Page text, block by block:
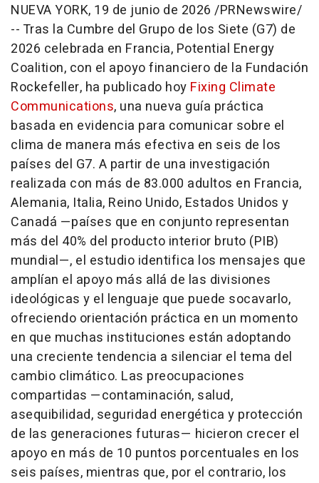
NUEVA YORK, 19 de junio de 2026 /PRNewswire/
-- Tras la Cumbre del Grupo de los Siete (G7) de
2026 celebrada en Francia, Potential Energy
Coalition, con el apoyo financiero de la Fundación
Rockefeller, ha publicado hoy Fixing Climate
Communications, una nueva guía práctica
basada en evidencia para comunicar sobre el
clima de manera más efectiva en seis de los
países del G7. A partir de una investigación
realizada con más de 83.000 adultos en Francia,
Alemania, Italia, Reino Unido, Estados Unidos y
Canadá —países que en conjunto representan
más del 40% del producto interior bruto (PIB)
mundial—, el estudio identifica los mensajes que
amplían el apoyo más allá de las divisiones
ideológicas y el lenguaje que puede socavarlo,
ofreciendo orientación práctica en un momento
en que muchas instituciones están adoptando
una creciente tendencia a silenciar el tema del
cambio climático. Las preocupaciones
compartidas —contaminación, salud,
asequibilidad, seguridad energética y protección
de las generaciones futuras— hicieron crecer el
apoyo en más de 10 puntos porcentuales en los
seis países, mientras que, por el contrario, los